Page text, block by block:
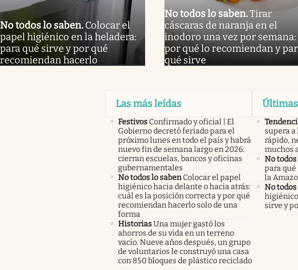
No todos lo saben. Colocar el
papel higiénico en la heladera:
para qué sirve y por qué
recomiendan hacerlo
No todos lo saben.Tirar
cáscaras de naranja en el
inodoro una vez por semana:
por qué lo recomiendan y
qué sirve
Las más leídas
Festivos Confirmado y oficial | El
Gobierno decretó feriado para el
próximo lunes en todo el país y habrá
nuevo fin de semana largo en 2026:
cierran escuelas, bancos y oficinas
gubernamentales
No todos lo saben Colocar el papel
higiénico hacia delante o hacia atrás:
cuál es la posición correcta y por qué
recomiendan hacerlo solo de una
forma
HistoriasUna mujer gastó los
ahorros de su vida en un terreno
vacío. Nueve años después, un grupo
de voluntarios le construyó una casa
con 850 bloques de plástico reciclado
supera a
rápido,
muchos
No
para
la
No
sirve y